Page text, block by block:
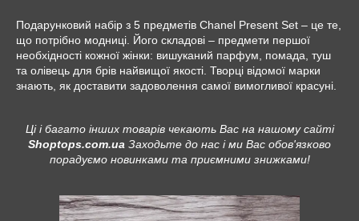
Подарунковий набір з 5 предметів Chanel Present Set – це те,
що потрібно модниці. Його складові – предмети першої
необхідності кожної жінки: вишуканий парфум, помада, туш
та олівець для брів найвищої якості. Творці відомої марки
знають, як доставити задоволення самої вимогливої красуні.
Ці і багато інших товарів чекають Вас на нашому сайті
Shoptops.com.ua Заходьте до нас і ми Вас обов'язково
порадуємо новинками та приємними знижками!